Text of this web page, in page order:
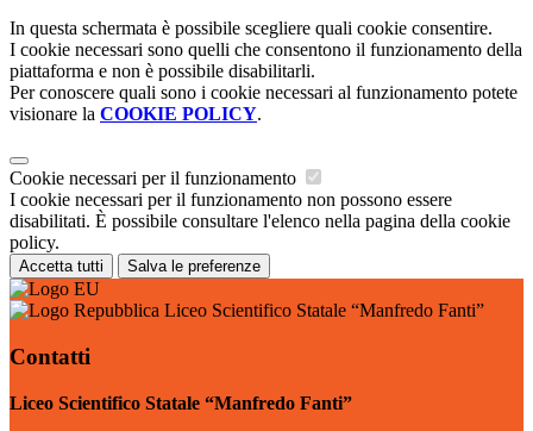
In questa schermata è possibile scegliere quali cookie consentire.
I cookie necessari sono quelli che consentono il funzionamento della
piattaforma e non è possibile disabilitarli.
Per conoscere quali sono i cookie necessari al funzionamento potete
visionare la COOKIE POLICY.
Cookie necessari per il funzionamento
I cookie necessari per il funzionamento non possono essere
disabilitati. È possibile consultare l'elenco nella pagina della cookie
policy.
Accetta tutti Salva le preferenze
Liceo Scientifico Statale “Manfredo Fanti”
Contatti
Liceo Scientifico Statale “Manfredo Fanti”